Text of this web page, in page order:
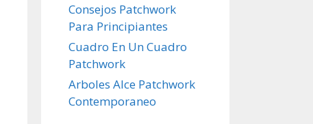
Consejos Patchwork
Para Principiantes
Cuadro En Un Cuadro
Patchwork
Arboles Alce Patchwork
Contemporaneo